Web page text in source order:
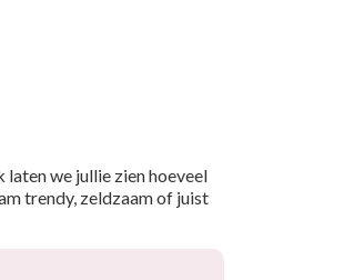
we jullie zien hoeveel
trendy, zeldzaam of juist